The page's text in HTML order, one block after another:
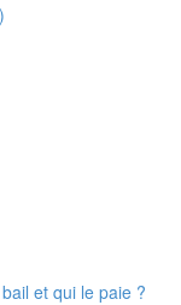
et qui le paie ?